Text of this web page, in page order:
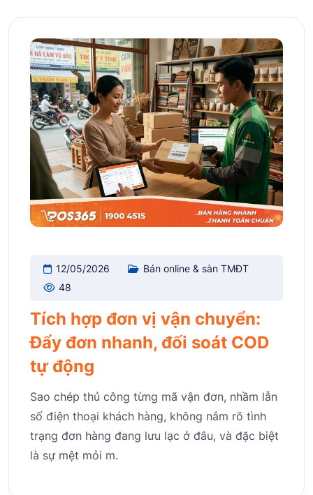
12/05/2026
Bán online & sàn TMĐT
48
Tích hợp đơn vị vận chuyển:
Đẩy đơn nhanh, đối soát COD
tự động
Sao chép thủ công từng mã vận đơn, nhầm lẫn
số điện thoại khách hàng, không nắm rõ tình
trạng đơn hàng đang lưu lạc ở đâu, và đặc biệt
là sự mệt mỏi m.